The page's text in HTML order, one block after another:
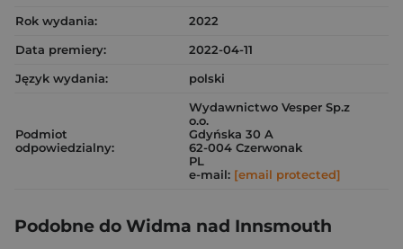
Rok wydania:
2022
Data premiery:
2022-04-11
Język wydania:
polski
Podmiot
odpowiedzialny:
Wydawnictwo Vesper Sp.z
o.o.
Gdyńska 30 A
62-004 Czerwonak
PL
e-mail: [email protected]
Podobne do Widma nad Innsmouth